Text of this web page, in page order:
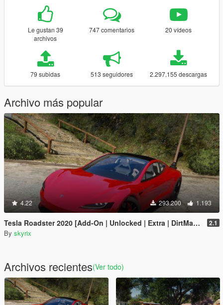
Le gustan 39
archivos
747 comentarios 20 vídeos
79 subidas 513 seguidores 2.297.155 descargas
Archivo más popular
4.22 293.200 1.193
Tesla Roadster 2020 [Add-On | Unlocked | Extra | DirtMap | Auto Spoiler] 2.1
By skyrix
Archivos recientes(Ver todo)